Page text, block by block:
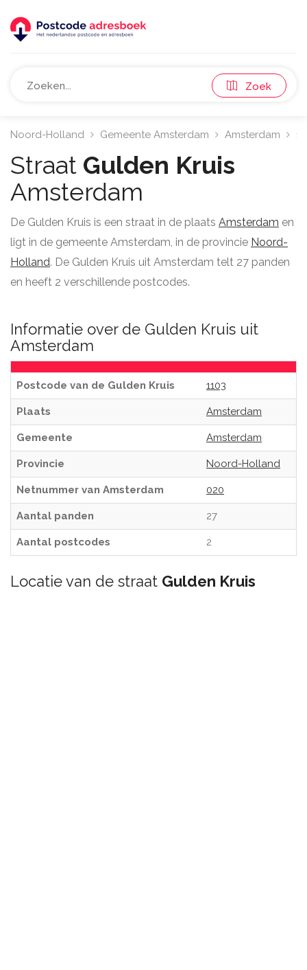
Zoek
Noord-Holland Gemeente Amsterdam Amsterdam
Straat Gulden Kruis
Amsterdam
De Gulden Kruis is een straat in de plaats Amsterdam en
ligt in de gemeente Amsterdam, in de provincie Noord-
Holland. De Gulden Kruis uit Amsterdam telt 27 panden
en heeft 2 verschillende postcodes.
Informatie over de Gulden Kruis uit
Amsterdam
Postcode van de Gulden Kruis 1103
Plaats Amsterdam
Gemeente Amsterdam
Provincie Noord-Holland
Netnummer van Amsterdam 020
Aantal panden 27
Aantal postcodes 2
Locatie van de straat Gulden Kruis